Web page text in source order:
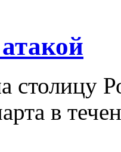
столицу
в